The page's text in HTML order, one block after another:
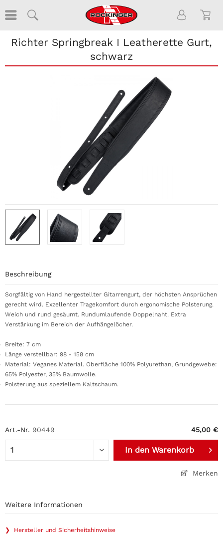
Richter Springbreak I Leatherette Gurt,
schwarz
Art.-Nr. 90449 45,00 €
In den Warenkorb
Merken
Beschreibung
Sorgfältig von Hand hergestellter Gitarrengurt, der höchsten Ansprüchen
gerecht wird. Exzellenter Tragekomfort durch ergonomische Polsterung.
Weich und rund gesäumt. Rundumlaufende Doppelnaht. Extra
Verstärkung im Bereich der Aufhängelöcher.
Breite: 7 cm
Länge verstellbar: 98 - 158 cm
Material: Veganes Material. Oberfläche 100% Polyurethan, Grundgewebe:
65% Polyester, 35% Baumwolle.
Polsterung aus speziellem Kaltschaum.
Weitere Informationen
❯ Hersteller und Sicherheitshinweise